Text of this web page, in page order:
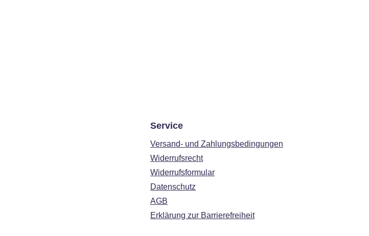
Service
Versand- und Zahlungsbedingungen
Widerrufsrecht
Widerrufsformular
Datenschutz
AGB
Erklärung zur Barrierefreiheit